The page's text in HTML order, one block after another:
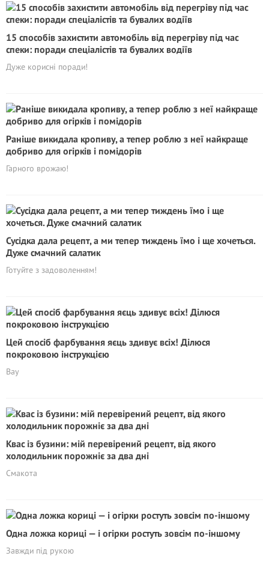
15 способів захистити автомобіль від перегріву під час
спеки: поради спеціалістів та бувалих водіїв
Дуже корисні поради!
Раніше викидала кропиву, а тепер роблю з неї найкраще
добриво для огірків і помідорів
Гарного врожаю!
Сусідка дала рецепт, а ми тепер тиждень їмо і ще хочеться.
Дуже смачний салатик
Готуйте з задоволенням!
Цей спосіб фарбування яєць здивує всіх! Ділюся
покроковою інструкцією
Вау
Квас із бузини: мій перевірений рецепт, від якого
холодильник порожніє за два дні
Смакота
Одна ложка кориці — і огірки ростуть зовсім по-іншому
Завжди під рукою